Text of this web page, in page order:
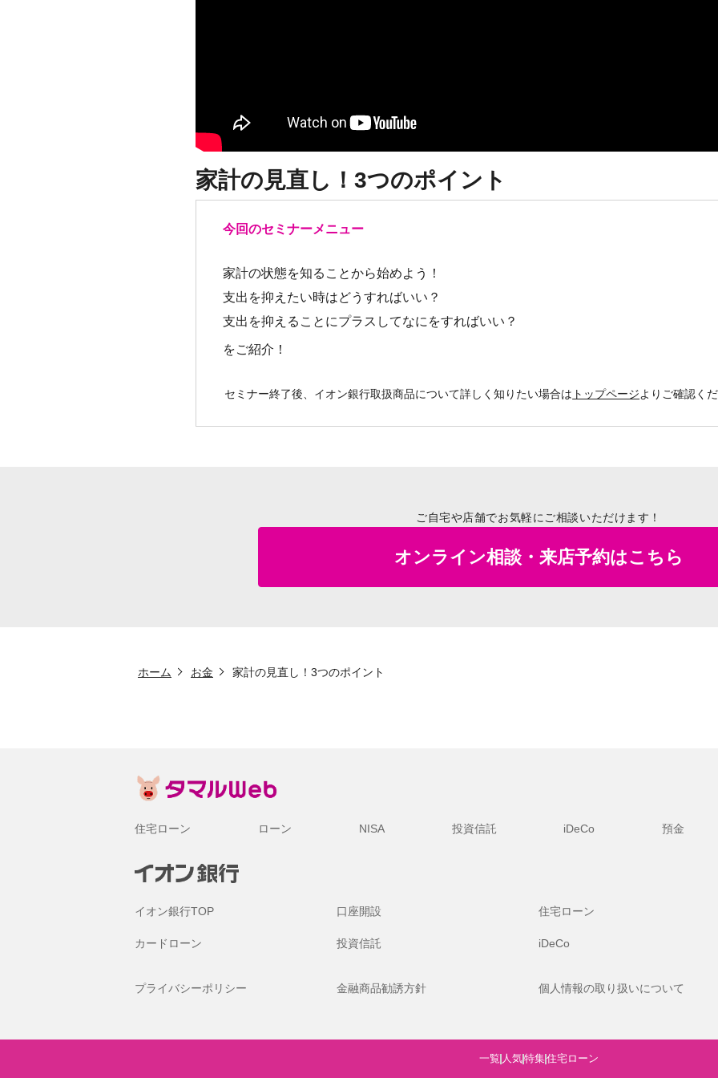
一覧 人気特集住宅ローン
家計の見直し！3つのポイント
今回のセミナーメニュー
家計の状態を知ることから始めよう！
支出を抑えたい時はどうすればいい？
支出を抑えることにプラスしてなにをすればいい？
をご紹介！
セミナー終了後、イオン銀行取扱商品について詳しく知りたい場合は トップページよりご確認く
ご自宅や店舗でお気軽にご相談いただけます！
オンライン相談・来店予約はこちら
ホーム お金 家計の見直し！3つのポイント
住宅ローン ローン NISA 投資信託 iDeCo 預金
イオン銀行TOP 口座開設 住宅ローン
カードローン 投資信託 iDeCo
プライバシーポリシー 金融商品勧誘方針 個人情報の取り扱いについて